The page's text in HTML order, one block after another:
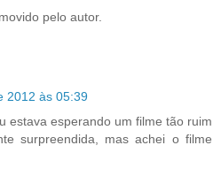
pelo autor.
2012 às 05:39
estava esperando um filme tão ruim
surpreendida, mas achei o filme